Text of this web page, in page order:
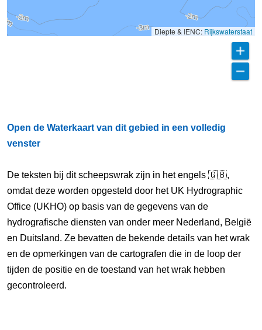
Diepte & IENC: Rijkswaterstaat
Open de Waterkaart van dit gebied in een volledig
venster
De teksten bij dit scheepswrak zijn in het engels 🇬🇧,
omdat deze worden opgesteld door het UK Hydrographic
Office (UKHO) op basis van de gegevens van de
hydrografische diensten van onder meer Nederland, België
en Duitsland. Ze bevatten de bekende details van het wrak
en de opmerkingen van de cartografen die in de loop der
tijden de positie en de toestand van het wrak hebben
gecontroleerd.